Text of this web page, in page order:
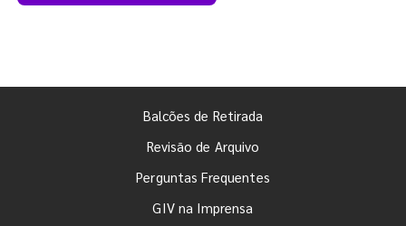
Balcões de Retirada
Revisão de Arquivo
Perguntas Frequentes
GIV na Imprensa